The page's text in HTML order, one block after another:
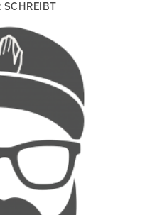
SCHREIBT